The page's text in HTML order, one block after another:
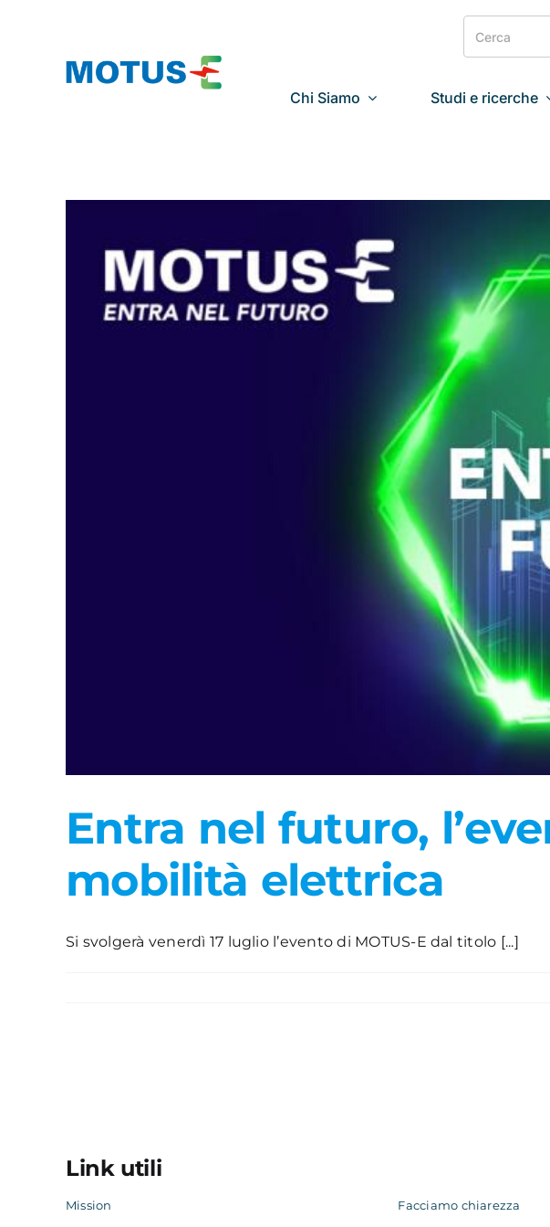
contenuto
Search
for:
Chi Siamo Studi e ricerche
Entra nel futuro,
mobilità elettrica
Si svolgerà venerdì 17 luglio l’evento di MOTUS-E dal titolo [...]
Link utili
Mission Facciamo chiarezza